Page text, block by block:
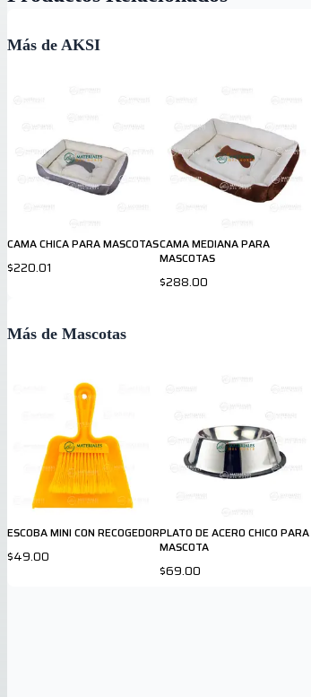
Más de AKSI
CAMA CHICA PARA MASCOTAS
$220.01
CAMA MEDIANA PARA
MASCOTAS
$288.00
Más de Mascotas
ESCOBA MINI CON RECOGEDOR
$49.00
PLATO DE ACERO CHICO PARA
MASCOTA
$69.00